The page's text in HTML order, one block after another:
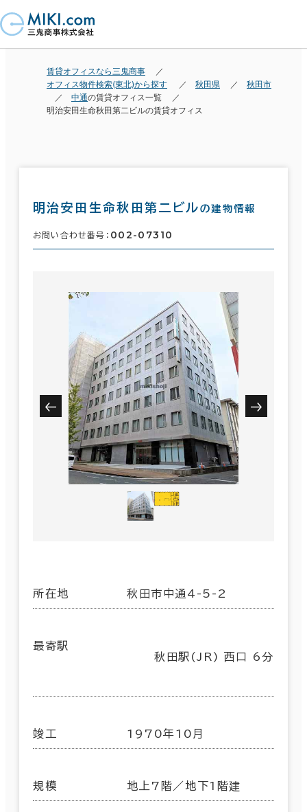
賃貸オフィスなら三鬼商事
オフィス物件検索(東北)から探す
秋田県
秋田市
中通の賃貸オフィス一覧
明治安田生命秋田第二ビルの賃貸オフィス
明治安田生命秋田第二ビル の建物情報
お問い合わせ番号： 002-07310
所在地 秋田市中通4-5-2
最寄駅
秋田駅(JR) 西口 6分
竣工 1970年10月
規模 地上7階／地下1階建